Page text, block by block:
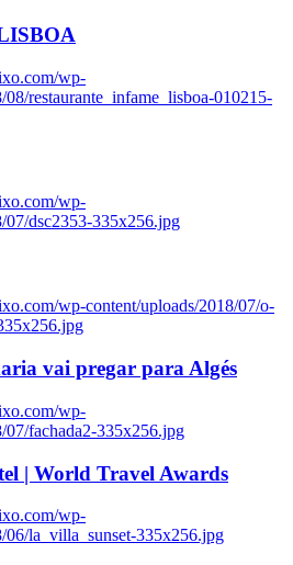
wp-
restaurante_infame_lisboa-010215-
wp-
07/dsc2353-335x256.jpg
wp-content/uploads/2018/07/o-
vai pregar para Algés
wp-
07/fachada2-335x256.jpg
| World Travel Awards
wp-
06/la_villa_sunset-335x256.jpg